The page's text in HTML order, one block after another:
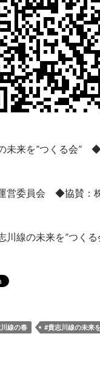
未来を”つくる会”
営委員会 ◆協賛：
川線の未来を”つく
線の春
#貴志川線の未来